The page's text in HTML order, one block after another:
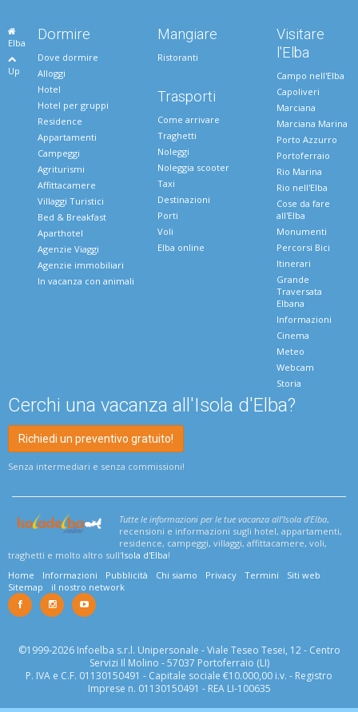
Elba
Up
Dormire
Dove dormire
Alloggi
Hotel
Hotel per gruppi
Residence
Appartamenti
Campeggi
Agriturismi
Affittacamere
Villaggi Turistici
Bed & Breakfast
Aparthotel
Agenzie Viaggi
Agenzie immobiliari
In vacanza con animali
Mangiare
Ristoranti
Trasporti
Come arrivare
Traghetti
Noleggi
Noleggia scooter
Taxi
Destinazioni
Porti
Voli
Elba online
Visitare
l'Elba
Campo nell'Elba
Capoliveri
Marciana
Marciana Marina
Porto Azzurro
Portoferraio
Rio Marina
Rio nell'Elba
Cose da fare
all'Elba
Monumenti
Percorsi Bici
Itinerari
Grande
Traversata
Elbana
Informazioni
Cinema
Meteo
Webcam
Storia
Cerchi una vacanza all'Isola d'Elba?
Richiedi un preventivo gratuito!
Senza intermediari e senza commissioni!
Tutte le informazioni per le tue vacanza all'Isola d'Elba,
recensioni e informazioni sugli hotel, appartamenti,
residence, campeggi, villaggi, affittacamere, voli,
traghetti e molto altro sull'Isola d'Elba!
Home
Informazioni Pubblicità Chi siamo Privacy Termini
Siti web
Sitemap
il nostro network
©1999-2026 Infoelba s.r.l. Unipersonale - Viale Teseo Tesei, 12 - Centro
Servizi Il Molino - 57037 Portoferraio (LI)
P. IVA e C.F. 01130150491 - Capitale sociale €10.000,00 i.v. - Registro
Imprese n. 01130150491 - REA LI-100635